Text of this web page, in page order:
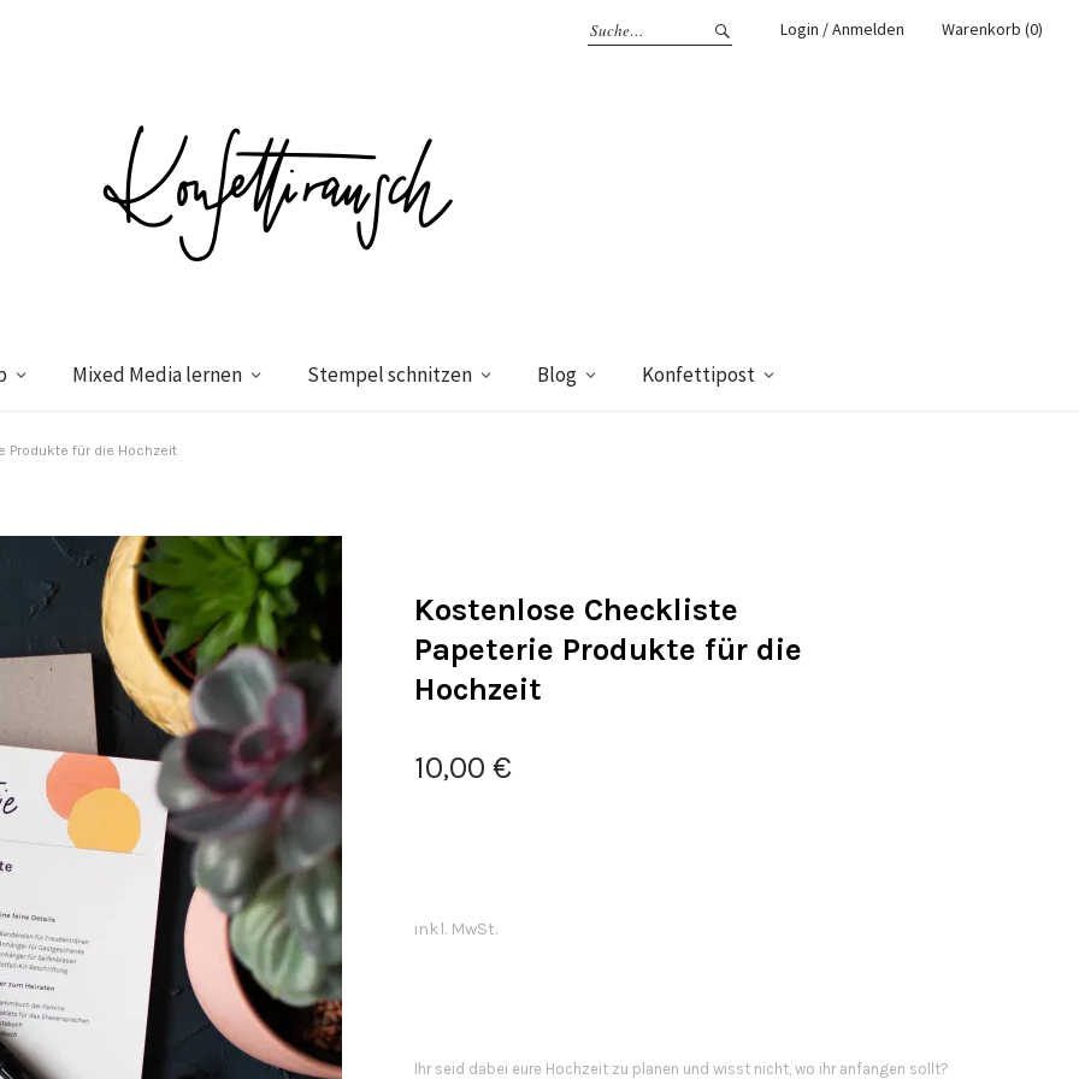
Login / Anmelden Warenkorb (0)
Mixed Media lernen Stempel schnitzen Blog Konfettipost
für die Hochzeit
Kostenlose Checkliste
Papeterie Produkte für die
Hochzeit
10,00 €
inkl. MwSt.
Ihr seid dabei eure Hochzeit zu planen und wisst nicht, wo ihr anfangen sollt?